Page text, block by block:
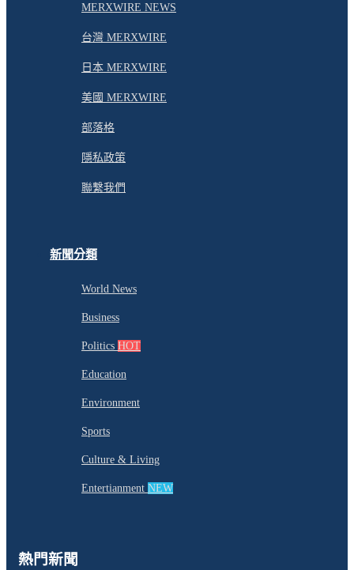
MERXWIRE NEWS
台灣 MERXWIRE
日本 MERXWIRE
美國 MERXWIRE
部落格
隱私政策
聯繫我們
新聞分類
World News
Business
Politics HOT
Education
Environment
Sports
Culture & Living
Entertianment NEW
熱門新聞